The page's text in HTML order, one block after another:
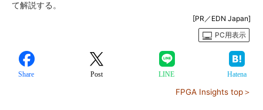
て解説する。
[PR／EDN Japan]
PC用表示
Share Post LINE Hatena
FPGA Insights top＞